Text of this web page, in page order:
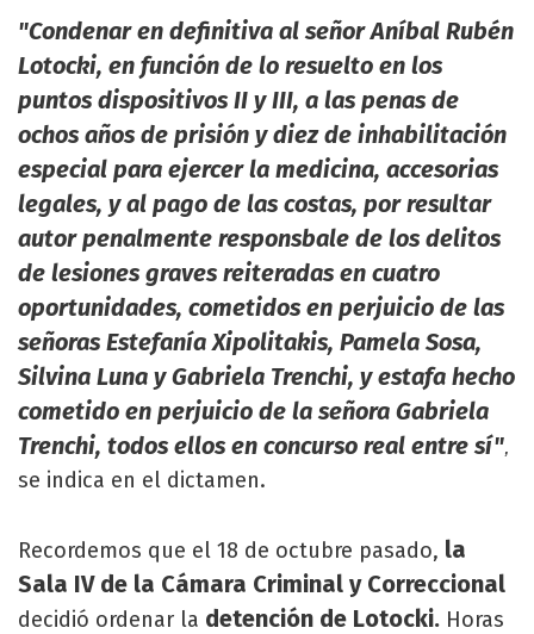
"Condenar en definitiva al señor Aníbal Rubén
Lotocki, en función de lo resuelto en los
puntos dispositivos II y III, a las penas de
ochos años de prisión y diez de inhabilitación
especial para ejercer la medicina, accesorias
legales, y al pago de las costas, por resultar
autor penalmente responsbale de los delitos
de lesiones graves reiteradas en cuatro
oportunidades, cometidos en perjuicio de las
señoras Estefanía Xipolitakis, Pamela Sosa,
Silvina Luna y Gabriela Trenchi, y estafa ­hecho
cometido en perjuicio de la señora Gabriela
Trenchi­, todos ellos en concurso real entre sí",
se indica en el dictamen.
Recordemos que el 18 de octubre pasado, la
Sala IV de la Cámara Criminal y Correccional
decidió ordenar la detención de Lotocki. Horas